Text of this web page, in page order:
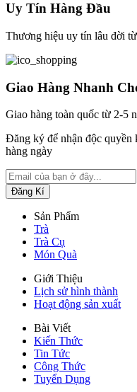
Uy Tín Hàng Đầu
Thương hiệu uy tín lâu đời
Giao Hàng Nhanh
Giao hàng toàn quốc từ 2-5
Đăng ký để nhận độc quyền
hàng ngày
Sản Phẩm
Trà
Trà Cụ
Món Quà
Giới Thiệu
Lịch sử hình thành
Hoạt động sản xuất
Bài Viết
Kiến Thức
Tin Tức
Công Thức
Tuyển Dụng